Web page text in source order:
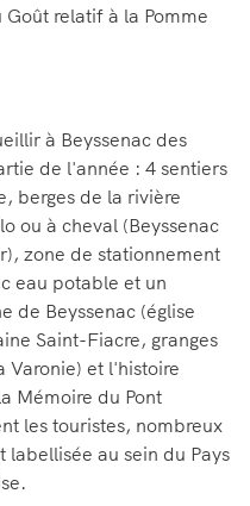
relatif à la Pomme
à Beyssenac des
de l'année : 4 sentiers
berges de la rivière
ou à cheval (Beyssenac
zone de stationnement
eau potable et un
de Beyssenac (église
Saint-Fiacre, granges
Varonie) et l'histoire
Mémoire du Pont
les touristes, nombreux
labellisée au sein du Pays